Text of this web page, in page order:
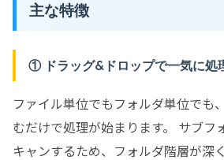
主な特徴
① ドラッグ&ドロップで一気に処
ファイル単位でもフォルダ単位でも
むだけで処理が始まります。 サブフ
キャンするため、フォルダ階層が深